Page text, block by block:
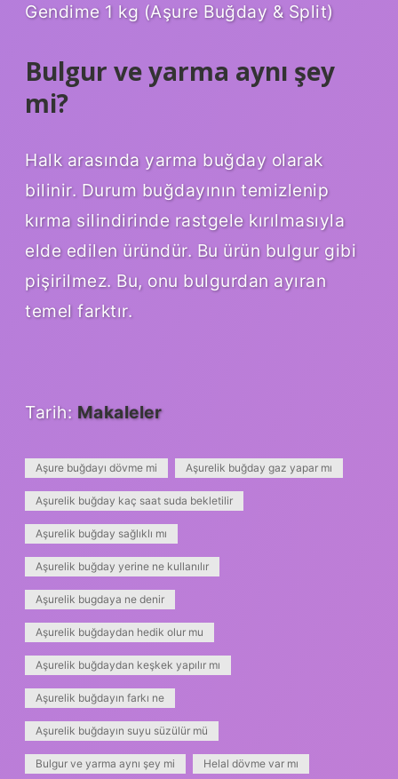
Gendime 1 kg (Aşure Buğday & Split)
Bulgur ve yarma aynı şey
mi?
Halk arasında yarma buğday olarak
bilinir. Durum buğdayının temizlenip
kırma silindirinde rastgele kırılmasıyla
elde edilen üründür. Bu ürün bulgur gibi
pişirilmez. Bu, onu bulgurdan ayıran
temel farktır.
Tarih: Makaleler
Aşure buğdayı dövme mi Aşurelik buğday gaz yapar mı
Aşurelik buğday kaç saat suda bekletilir
Aşurelik buğday sağlıklı mı
Aşurelik buğday yerine ne kullanılır
Aşurelik bugdaya ne denir
Aşurelik buğdaydan hedik olur mu
Aşurelik buğdaydan keşkek yapılır mı
Aşurelik buğdayın farkı ne
Aşurelik buğdayın suyu süzülür mü
Bulgur ve yarma aynı şey mi Helal dövme var mı